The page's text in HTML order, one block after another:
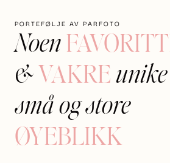
PORTEFØLJE AV PARFOTO
Noen
& VAKRE unike
små og store
ØYEBLIKK